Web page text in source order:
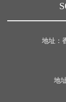
地址：
地